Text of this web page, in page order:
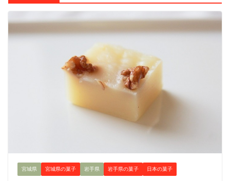
宮城県 宮城県の菓子 岩手県 岩手県の菓子 日本の菓子